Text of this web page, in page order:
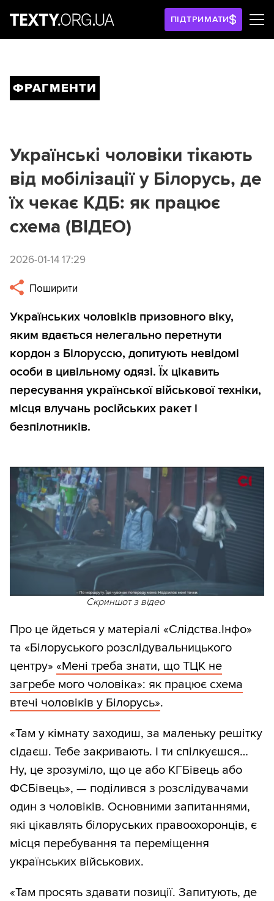
ПІДТРИМАТИ
ФРАГМЕНТИ
Українські чоловіки тікають
від мобілізації у Білорусь, де
їх чекає КДБ: як працює
схема (ВІДЕО)
2026-01-14 17:29
Поширити
Українських чоловіків призовного віку,
яким вдається нелегально перетнути
кордон з Білоруссю, допитують невідомі
особи в цивільному одязі. Їх цікавить
пересування української військової техніки,
місця влучань російських ракет і
безпілотників.
Скриншот з відео
Про це йдеться у матеріалі «Слідства.Інфо»
та «Білоруського розслідувальницького
центру» «Мені треба знати, що ТЦК не
загребе мого чоловіка»: як працює схема
втечі чоловіків у Білорусь».
«Там у кімнату заходиш, за маленьку решітку
сідаєш. Тебе закривають. І ти спілкуєшся…
Ну, це зрозуміло, що це або КГБівець або
ФСБівець», — поділився з розслідувачами
один з чоловіків. Основними запитаннями,
які цікавлять білоруських правоохоронців, є
місця перебування та переміщення
українських військових.
«Там просять здавати позиції. Запитують, де